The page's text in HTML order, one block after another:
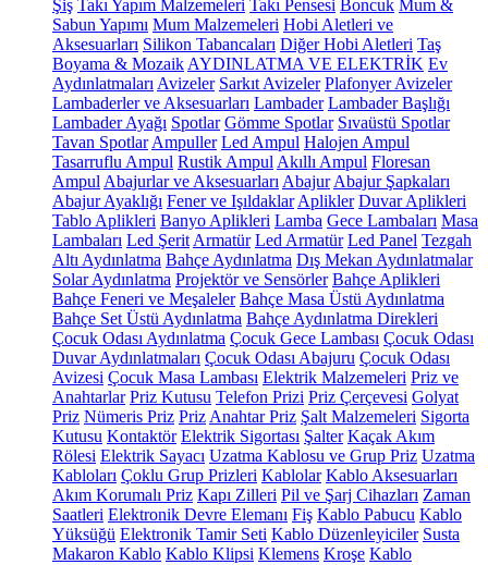
Şiş Takı Yapım Malzemeleri Takı Pensesi Boncuk Mum &
Sabun Yapımı Mum Malzemeleri Hobi Aletleri ve
Aksesuarları Silikon Tabancaları Diğer Hobi Aletleri Taş
Boyama & Mozaik AYDINLATMA VE ELEKTRİK Ev
Aydınlatmaları Avizeler Sarkıt Avizeler Plafonyer Avizeler
Lambaderler ve Aksesuarları Lambader Lambader Başlığı
Lambader Ayağı Spotlar Gömme Spotlar Sıvaüstü Spotlar
Tavan Spotlar Ampuller Led Ampul Halojen Ampul
Tasarruflu Ampul Rustik Ampul Akıllı Ampul Floresan
Ampul Abajurlar ve Aksesuarları Abajur Abajur Şapkaları
Abajur Ayaklığı Fener ve Işıldaklar Aplikler Duvar Aplikleri
Tablo Aplikleri Banyo Aplikleri Lamba Gece Lambaları Masa
Lambaları Led Şerit Armatür Led Armatür Led Panel Tezgah
Altı Aydınlatma Bahçe Aydınlatma Dış Mekan Aydınlatmalar
Solar Aydınlatma Projektör ve Sensörler Bahçe Aplikleri
Bahçe Feneri ve Meşaleler Bahçe Masa Üstü Aydınlatma
Bahçe Set Üstü Aydınlatma Bahçe Aydınlatma Direkleri
Çocuk Odası Aydınlatma Çocuk Gece Lambası Çocuk Odası
Duvar Aydınlatmaları Çocuk Odası Abajuru Çocuk Odası
Avizesi Çocuk Masa Lambası Elektrik Malzemeleri Priz ve
Anahtarlar Priz Kutusu Telefon Prizi Priz Çerçevesi Golyat
Priz Nümeris Priz Priz Anahtar Priz Şalt Malzemeleri Sigorta
Kutusu Kontaktör Elektrik Sigortası Şalter Kaçak Akım
Rölesi Elektrik Sayacı Uzatma Kablosu ve Grup Priz Uzatma
Kabloları Çoklu Grup Prizleri Kablolar Kablo Aksesuarları
Akım Korumalı Priz Kapı Zilleri Pil ve Şarj Cihazları Zaman
Saatleri Elektronik Devre Elemanı Fiş Kablo Pabucu Kablo
Yüksüğü Elektronik Tamir Seti Kablo Düzenleyiciler Susta
Makaron Kablo Kablo Klipsi Klemens Kroşe Kablo